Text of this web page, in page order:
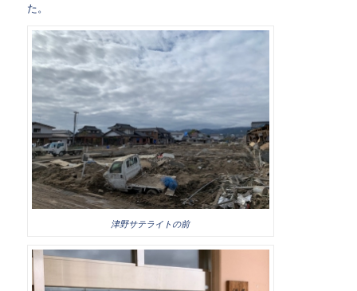
た。
津野サテライトの前